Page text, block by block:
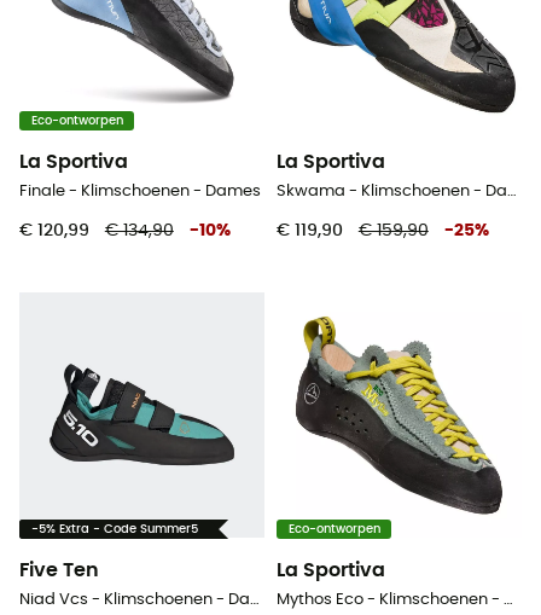
Eco-ontworpen
La Sportiva
Finale - Klimschoenen - Dames
€ 120,99 € 134,90 -10%
La Sportiva
Skwama - Klimschoenen - Dames
€ 119,90 € 159,90 -25%
-5% Extra - Code Summer5
Five Ten
Niad Vcs - Klimschoenen - Dames
Eco-ontworpen
La Sportiva
Mythos Eco - Klimschoenen - Dames